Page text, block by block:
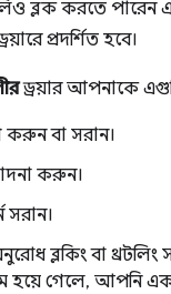
ব্লক করতে পারেন
প্রদর্শিত হবে।
ড্রয়ার আপনাকে
করুন বা সরান।
করুন।
সরান।
ব্লকিং বা
হয়ে গেলে, আপনি